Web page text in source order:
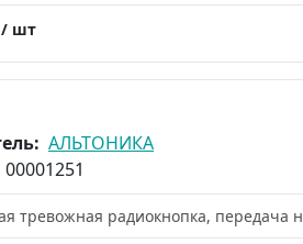
/ шт
АЛЬТОНИКА
00001251
тревожная радиокнопка, передача